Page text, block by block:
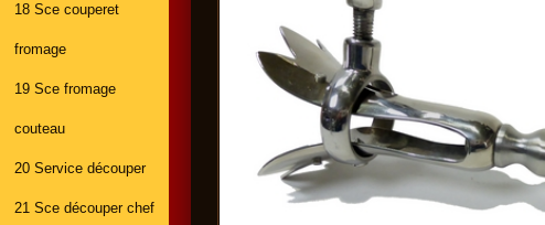
18 Sce couperet
fromage
19 Sce fromage
couteau
20 Service découper
21 Sce découper chef